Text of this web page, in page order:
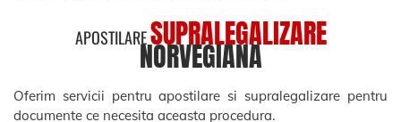
APOSTILARESUPRALEGALIZARE
NORVEGIANA
Oferim servicii pentru apostilare si supralegalizare pentru
documente ce necesita aceasta procedura.